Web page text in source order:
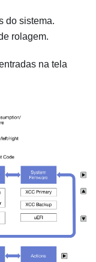
do sistema.
rolagem.
na tela